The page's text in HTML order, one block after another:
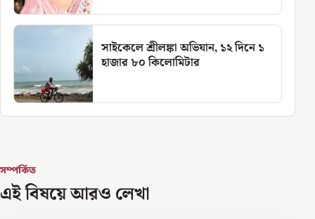
সাইকেলে শ্রীলঙ্কা অভিযান, ১২ দিনে ১
হাজার ৮০ কিলোমিটার
সম্পর্কিত
এই বিষয়ে আরও লেখা